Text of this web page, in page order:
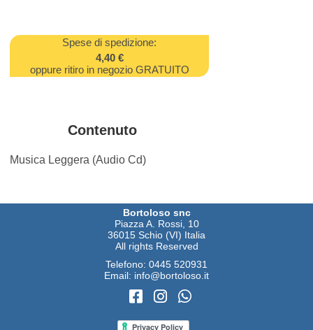
Spese di spedizione:
4,40 €
oppure ritiro in negozio GRATUITO
Contenuto
Musica Leggera (Audio Cd)
Bortoloso snc
Piazza A. Rossi, 10
36015 Schio (VI) Italia
All rights Reserved
Telefono: 0445 520931
Email: info@bortoloso.it